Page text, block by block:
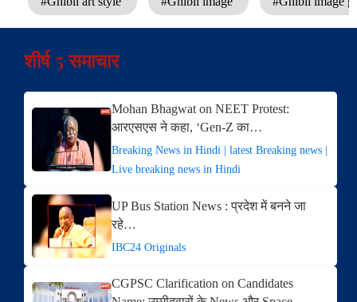
शीर्ष 5 समाचार
Mohan Bhagwat on NEET Protest:
आरएसएस ने कहा, ‘Gen-Z का…
Breaking News in Hindi | latest Breaking news |
Live breaking news in Hindi
UP Bus Station News : प्रदेश में बनने जा
रहे…
IBC24 Originals
CGPSC Clarification on Candidates